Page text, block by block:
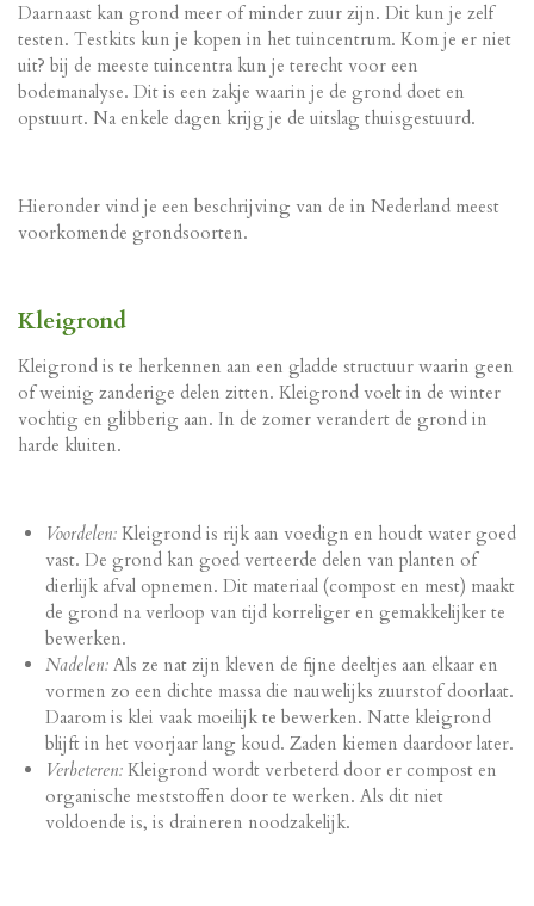
Daarnaast kan grond meer of minder zuur zijn. Dit kun je zelf
testen. Testkits kun je kopen in het tuincentrum. Kom je er niet
uit? bij de meeste tuincentra kun je terecht voor een
bodemanalyse. Dit is een zakje waarin je de grond doet en
opstuurt. Na enkele dagen krijg je de uitslag thuisgestuurd.
Hieronder vind je een beschrijving van de in Nederland meest
voorkomende grondsoorten.
Kleigrond
Kleigrond is te herkennen aan een gladde structuur waarin geen
of weinig zanderige delen zitten. Kleigrond voelt in de winter
vochtig en glibberig aan. In de zomer verandert de grond in
harde kluiten.
Voordelen: Kleigrond is rijk aan voedign en houdt water goed
vast. De grond kan goed verteerde delen van planten of
dierlijk afval opnemen. Dit materiaal (compost en mest) maakt
de grond na verloop van tijd korreliger en gemakkelijker te
bewerken.
Nadelen: Als ze nat zijn kleven de fijne deeltjes aan elkaar en
vormen zo een dichte massa die nauwelijks zuurstof doorlaat.
Daarom is klei vaak moeilijk te bewerken. Natte kleigrond
blijft in het voorjaar lang koud. Zaden kiemen daardoor later.
Verbeteren: Kleigrond wordt verbeterd door er compost en
organische meststoffen door te werken. Als dit niet
voldoende is, is draineren noodzakelijk.